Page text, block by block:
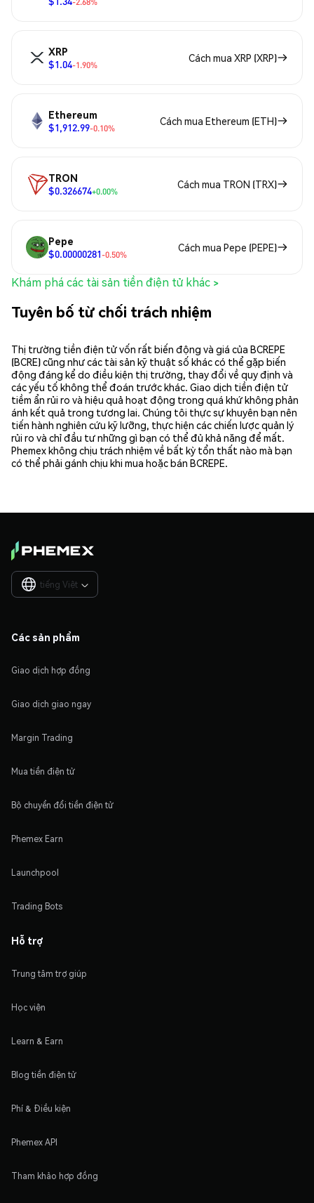
XRP
$1.04-1.90%
Cách mua XRP (XRP)
Ethereum
$1,912.99-0.10%
Cách mua Ethereum (ETH)
TRON
$0.326674+0.00%
Cách mua TRON (TRX)
Pepe
$0.00000281-0.50%
Cách mua Pepe (PEPE)
Khám phá các tài sản tiền điện tử khác >
Tuyên bố từ chối trách nhiệm
Thị trường tiền điện tử vốn rất biến động và giá của BCREPE
(BCRE) cũng như các tài sản kỹ thuật số khác có thể gặp biến
động đáng kể do điều kiện thị trường, thay đổi về quy định và
các yếu tố không thể đoán trước khác. Giao dịch tiền điện tử
tiềm ẩn rủi ro và hiệu quả hoạt động trong quá khứ không phản
ánh kết quả trong tương lai. Chúng tôi thực sự khuyên bạn nên
tiến hành nghiên cứu kỹ lưỡng, thực hiện các chiến lược quản lý
rủi ro và chỉ đầu tư những gì bạn có thể đủ khả năng để mất.
Phemex không chịu trách nhiệm về bất kỳ tổn thất nào mà bạn
có thể phải gánh chịu khi mua hoặc bán BCREPE.
tiếng Việt 
Các sản phẩm
Giao dịch hợp đồng
Giao dịch giao ngay
Margin Trading
Mua tiền điện tử
Bộ chuyển đổi tiền điện tử
Phemex Earn
Launchpool
Trading Bots
Hỗ trợ
Trung tâm trợ giúp
Học viện
Learn & Earn
Blog tiền điện tử
Phí & Điều kiện
Phemex API
Tham khảo hợp đồng